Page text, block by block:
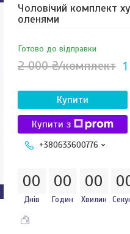
Чоловічий комплект
оленями
Готово до відправки
2 000 ₴/комплект
Купити
Купити з
+380633600776
00
Днів
00
Годин
00
Хвилин
0